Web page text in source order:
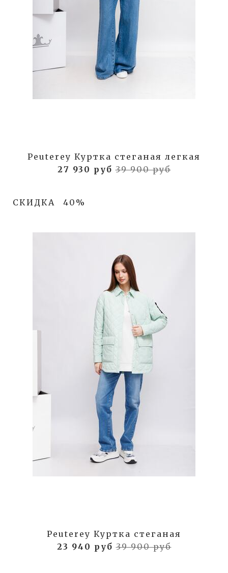
Peuterey Куртка стеганая легкая
27 930 руб39 900 руб
СКИДКА 40%
Peuterey Куртка стеганая
23 940 руб39 900 руб